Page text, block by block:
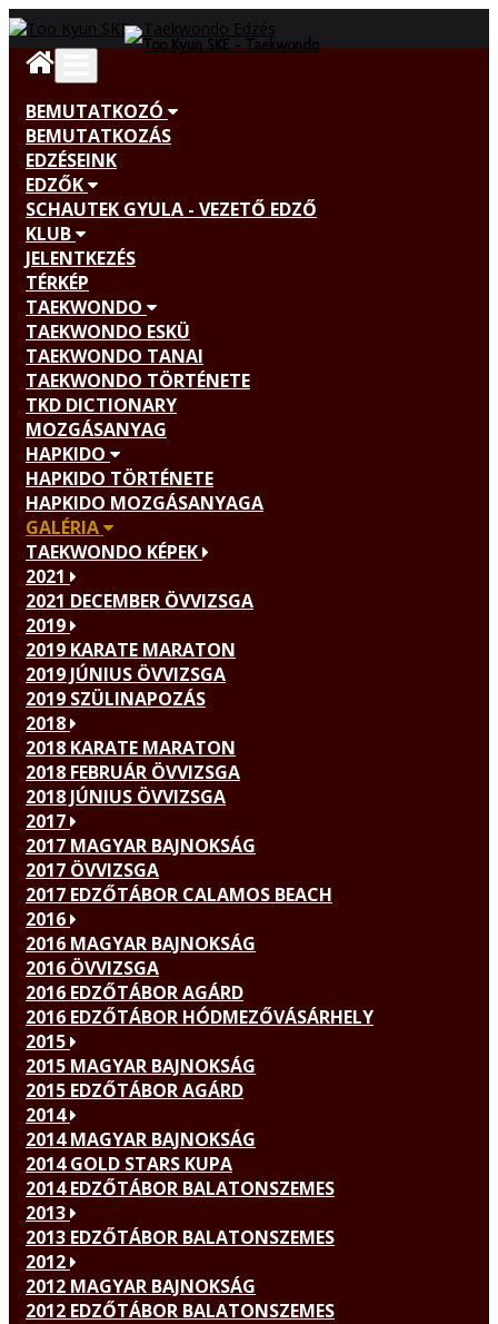
BEMUTATKOZÓ
BEMUTATKOZÁS
EDZÉSEINK
EDZŐK
SCHAUTEK GYULA - VEZETŐ EDZŐ
KLUB
JELENTKEZÉS
TÉRKÉP
TAEKWONDO
TAEKWONDO ESKÜ
TAEKWONDO TANAI
TAEKWONDO TÖRTÉNETE
TKD DICTIONARY
MOZGÁSANYAG
HAPKIDO
HAPKIDO TÖRTÉNETE
HAPKIDO MOZGÁSANYAGA
GALÉRIA
TAEKWONDO KÉPEK
2021
2021 DECEMBER ÖVVIZSGA
2019
2019 KARATE MARATON
2019 JÚNIUS ÖVVIZSGA
2019 SZÜLINAPOZÁS
2018
2018 KARATE MARATON
2018 FEBRUÁR ÖVVIZSGA
2018 JÚNIUS ÖVVIZSGA
2017
2017 MAGYAR BAJNOKSÁG
2017 ÖVVIZSGA
2017 EDZŐTÁBOR CALAMOS BEACH
2016
2016 MAGYAR BAJNOKSÁG
2016 ÖVVIZSGA
2016 EDZŐTÁBOR AGÁRD
2016 EDZŐTÁBOR HÓDMEZŐVÁSÁRHELY
2015
2015 MAGYAR BAJNOKSÁG
2015 EDZŐTÁBOR AGÁRD
2014
2014 MAGYAR BAJNOKSÁG
2014 GOLD STARS KUPA
2014 EDZŐTÁBOR BALATONSZEMES
2013
2013 EDZŐTÁBOR BALATONSZEMES
2012
2012 MAGYAR BAJNOKSÁG
2012 EDZŐTÁBOR BALATONSZEMES